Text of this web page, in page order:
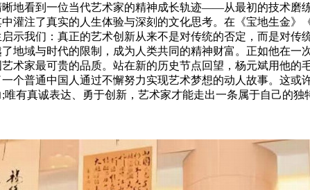
地看到一位当代艺术家的精神成长轨迹——从最初的技术磨
灌注了真实的人生体验与深刻的文化思考。在《宝地生金
示我们：真正的艺术创新从来不是对传统的否定，而是对传
地域与时代的限制，成为人类共同的精神财富。正如他在
术家最可贵的品质。站在新的历史节点回望，杨元斌用他
个普通中国人通过不懈努力实现艺术梦想的动人故事。这
有真诚表达、勇于创新，艺术家才能走出一条属于自己的独